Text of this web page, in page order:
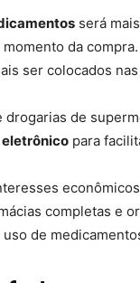
será
da
ser colocados
drogarias de
para
completas e
de